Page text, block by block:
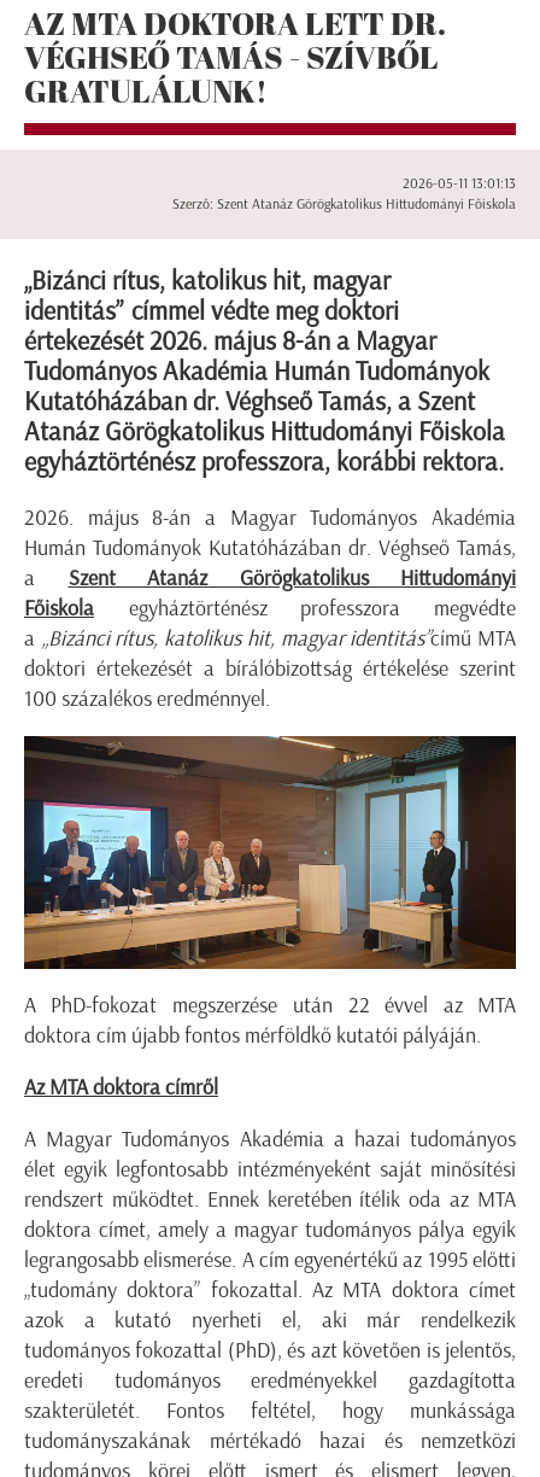
AZ MTA DOKTORA LETT DR.
VÉGHSEŐ TAMÁS - SZÍVBŐL
GRATULÁLUNK!
2026-05-11 13:01:13
Szerző: Szent Atanáz Görögkatolikus Hittudományi Főiskola
„Bizánci rítus, katolikus hit, magyar
identitás” címmel védte meg doktori
értekezését 2026. május 8-án a Magyar
Tudományos Akadémia Humán Tudományok
Kutatóházában dr. Véghseő Tamás, a Szent
Atanáz Görögkatolikus Hittudományi Főiskola
egyháztörténész professzora, korábbi rektora.
2026. május 8-án a Magyar Tudományos Akadémia
Humán Tudományok Kutatóházában dr. Véghseő Tamás,
a Szent Atanáz Görögkatolikus Hittudományi
Főiskola egyháztörténész professzora megvédte
a „Bizánci rítus, katolikus hit, magyar identitás”című MTA
doktori értekezését a bírálóbizottság értékelése szerint
100 százalékos eredménnyel.
A PhD-fokozat megszerzése után 22 évvel az MTA
doktora cím újabb fontos mérföldkő kutatói pályáján.
Az MTA doktora címről
A Magyar Tudományos Akadémia a hazai tudományos
élet egyik legfontosabb intézményeként saját minősítési
rendszert működtet. Ennek keretében ítélik oda az MTA
doktora címet, amely a magyar tudományos pálya egyik
legrangosabb elismerése. A cím egyenértékű az 1995 előtti
„tudomány doktora” fokozattal. Az MTA doktora címet
azok a kutató nyerheti el, aki már rendelkezik
tudományos fokozattal (PhD), és azt követően is jelentős,
eredeti tudományos eredményekkel gazdagította
szakterületét. Fontos feltétel, hogy munkássága
tudományszakának mértékadó hazai és nemzetközi
tudományos körei előtt ismert és elismert legyen,